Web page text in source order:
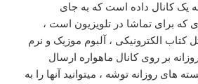
یک کانال داده است که به جای
برای تماشا در تلویزیون است ،
کتاب الکترونیکی ، آلبوم موزیک و نرم
بر روی کانال ماهواره ارسال
های روزانه توشه ، میتوانید آنها را به